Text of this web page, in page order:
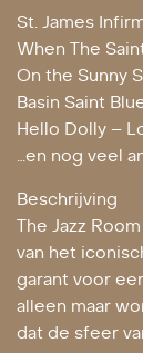
St. James
When The
On the Sunny
Basin Saint
Hello Dolly –
…en nog veel
Beschrijving
The Jazz
van het
garant voor
alleen maar
dat de sfeer